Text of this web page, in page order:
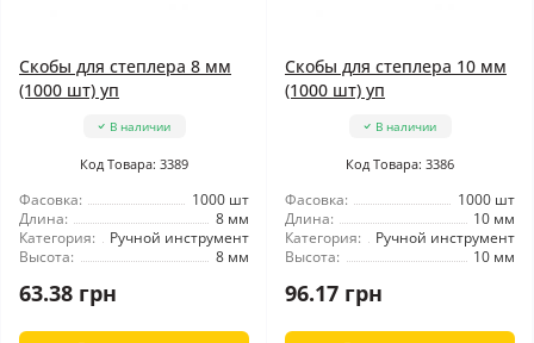
Скобы для степлера 8 мм
(1000 шт) уп
В наличии
Код Товара: 3389
Фасовка:
1000 шт
Длина:
8 мм
Категория:
Ручной инструмент
Высота:
8 мм
63.38 грн
Скобы для степлера 10 мм
(1000 шт) уп
В наличии
Код Товара: 3386
Фасовка:
1000 шт
Длина:
10 мм
Категория:
Ручной инструмент
Высота:
10 мм
96.17 грн